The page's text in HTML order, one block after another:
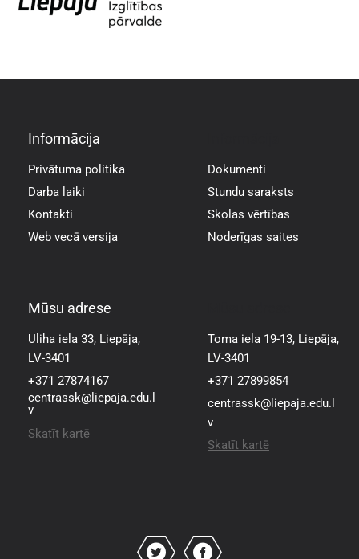
Informācija
Privātuma politika
Darba laiki
Kontakti
Web vecā versija
Dokumenti
Stundu saraksts
Skolas vērtības
Noderīgas saites
Mūsu adrese
Uliha iela 33, Liepāja,
LV-3401
+371 27874167
centrassk@liepaja.edu.l
v
Skatīt kartē
Toma iela 19-13, Liepāja,
LV-3401
+371 27899854
centrassk@liepaja.edu.l
v
Skatīt kartē